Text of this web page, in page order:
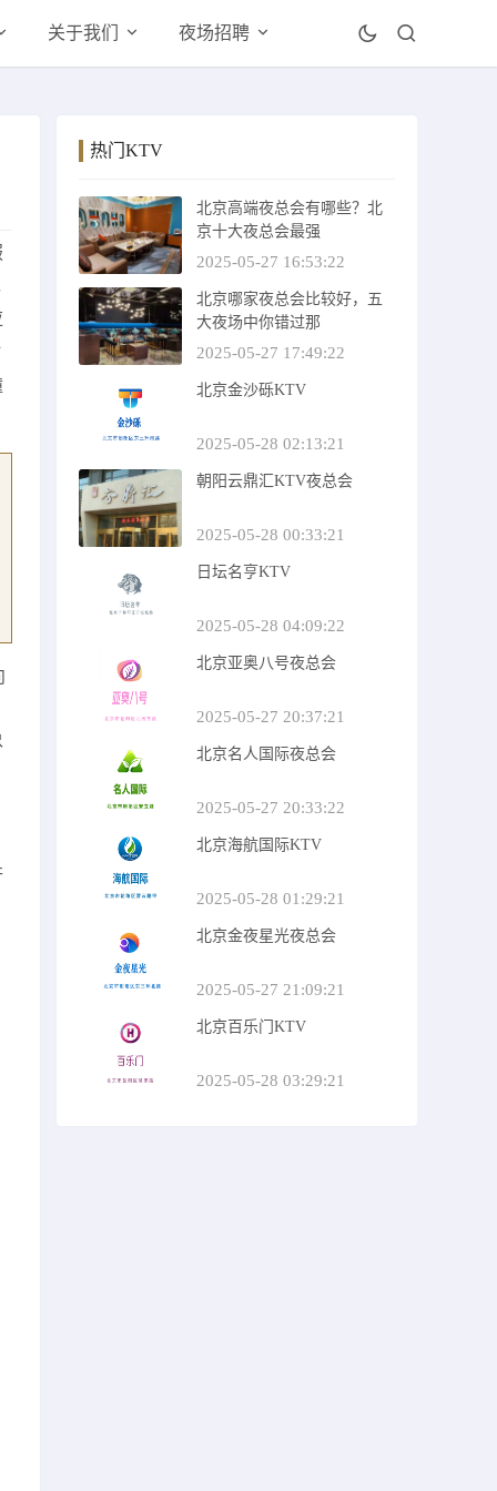
关于我们 夜场招聘
热门KTV
北京高端夜总会有哪些？北
京十大夜总会最强
2025-05-27 16:53:22
北京哪家夜总会比较好，五
大夜场中你错过那
2025-05-27 17:49:22
北京金沙砾KTV
2025-05-28 02:13:21
朝阳云鼎汇KTV夜总会
2025-05-28 00:33:21
日坛名亨KTV
2025-05-28 04:09:22
北京亚奥八号夜总会
2025-05-27 20:37:21
北京名人国际夜总会
2025-05-27 20:33:22
北京海航国际KTV
2025-05-28 01:29:21
北京金夜星光夜总会
2025-05-27 21:09:21
北京百乐门KTV
2025-05-28 03:29:21